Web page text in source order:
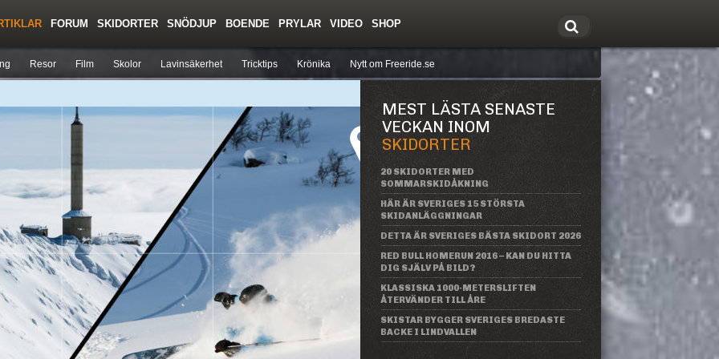
Resor Film Skolor Lavinsäkerhet Tricktips Krönika Nytt om Freeride.se
FORUM SKIDORTER SNÖDJUP BOENDE PRYLAR VIDEO SHOP
MEST LÄSTA SENASTE
VECKAN INOM
SKIDORTER
20 SKIDORTER MED
SOMMARSKIDÅKNING
HÄR ÄR SVERIGES 15 STÖRSTA
SKIDANLÄGGNINGAR
DETTA ÄR SVERIGES BÄSTA SKIDORT 2026
RED BULL HOMERUN 2016 – KAN DU HITTA
DIG SJÄLV PÅ BILD?
KLASSISKA 1000-METERSLIFTEN
ÅTERVÄNDER TILL ÅRE
SKISTAR BYGGER SVERIGES BREDASTE
BACKE I LINDVALLEN